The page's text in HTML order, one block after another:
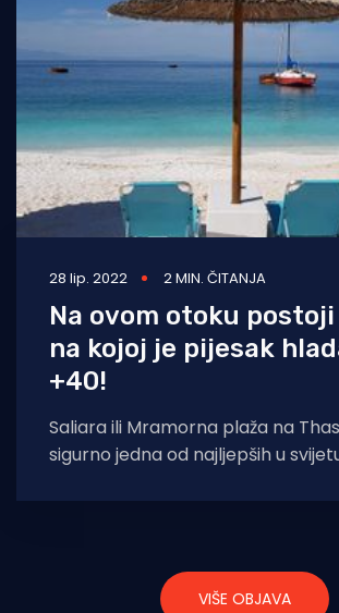
28 lip. 2022 2 MIN. ČITANJA
Na ovom otoku
na kojoj je pijesak
+40!
Saliara ili Mramorna plaža na
sigurno jedna od najljepših u
oblikovalo more.
VIŠE OBJAVA